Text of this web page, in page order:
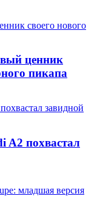
ценник
пикапа
A2 похвастал